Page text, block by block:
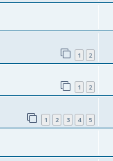
1 2
1 2
1 2 3 4 5